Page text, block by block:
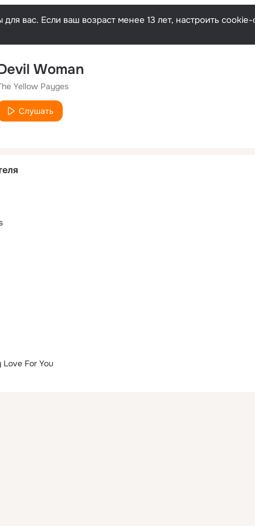
вас. Если ваш возраст менее 13 лет, настроить
Woman
Yellow Payges
Слушать
For You